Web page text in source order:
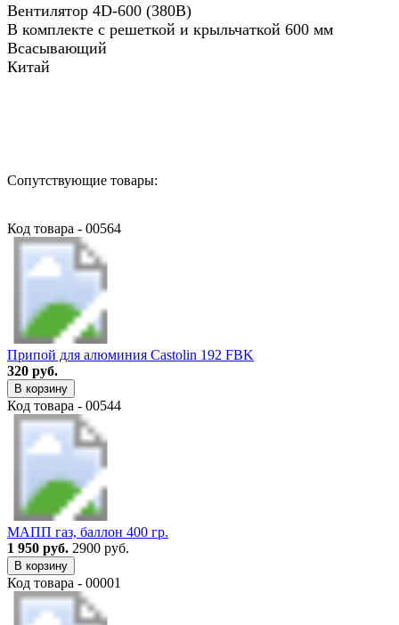
Вентилятор 4D-600 (380В)
В комплекте с решеткой и крыльчаткой 600 мм
Всасывающий
Китай
Сопутствующие товары:
Код товара - 00564
Припой для алюминия Castolin 192 FBK
320 руб.
В корзину
Код товара - 00544
МАПП газ, баллон 400 гр.
1 950 руб. 2900 руб.
В корзину
Код товара - 00001